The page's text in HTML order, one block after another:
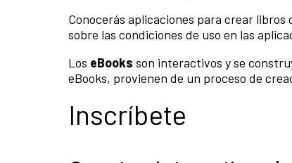
Conocerás aplicaciones para crear
sobre las condiciones de uso en las
Los eBooks son interactivos y se
eBooks, provienen de un proceso de
Inscríbete